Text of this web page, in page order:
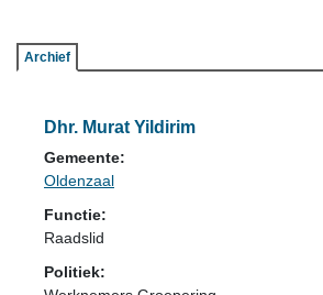
Archief
Dhr. Murat Yildirim
Gemeente:
Oldenzaal
Functie:
Raadslid
Politiek: